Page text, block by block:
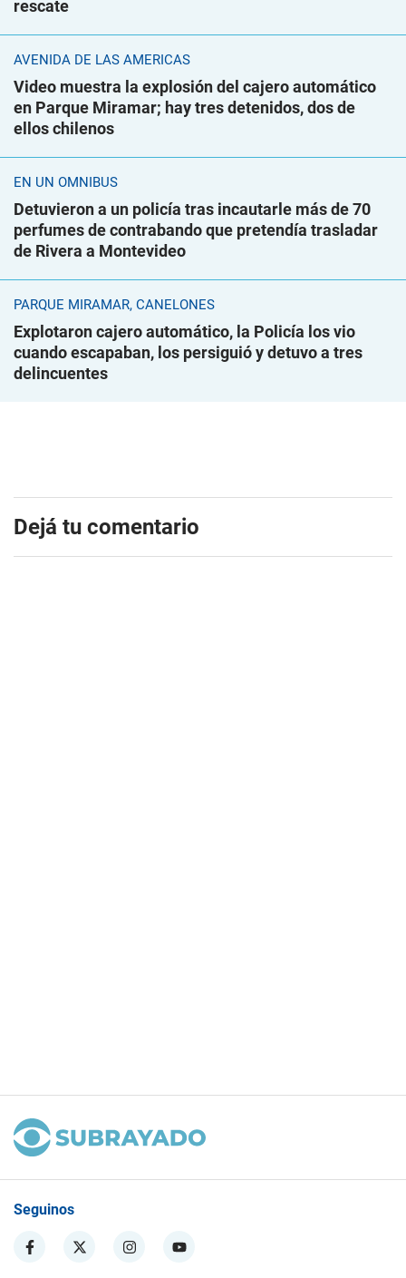
rescate
AVENIDA DE LAS AMÉRICAS
Video muestra la explosión del cajero automático
en Parque Miramar; hay tres detenidos, dos de
ellos chilenos
EN UN ÓMNIBUS
Detuvieron a un policía tras incautarle más de 70
perfumes de contrabando que pretendía trasladar
de Rivera a Montevideo
PARQUE MIRAMAR, CANELONES
Explotaron cajero automático, la Policía los vio
cuando escapaban, los persiguió y detuvo a tres
delincuentes
Dejá tu comentario
Seguinos